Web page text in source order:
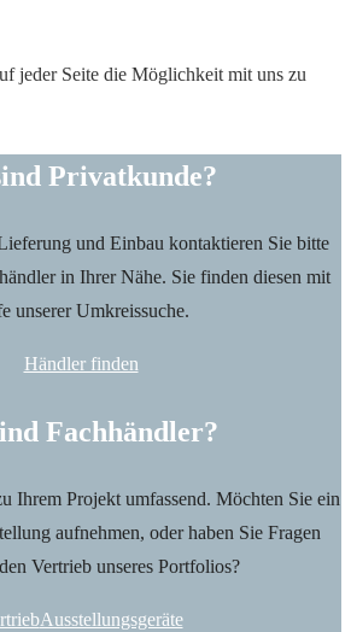
jeder Seite die Möglichkeit mit uns zu
Privatkunde?
und Einbau kontaktieren Sie bitte
in Ihrer Nähe. Sie finden diesen mit
unserer Umkreissuche.
Händler finden
Fachhändler?
Ihrem Projekt umfassend. Möchten Sie ein
aufnehmen, oder haben Sie Fragen
Vertrieb unseres Portfolios?
Ausstellungsgeräte